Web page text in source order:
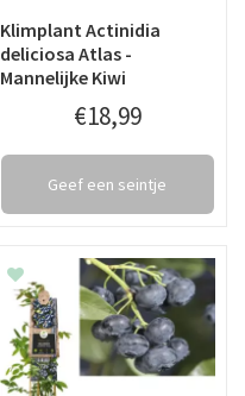
Klimplant Actinidia
deliciosa Atlas -
Mannelijke Kiwi
€18,99
Geef een seintje